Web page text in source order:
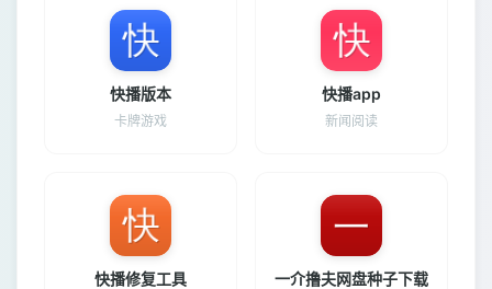
快播版本
卡牌游戏
快播app
新闻阅读
快播修复工具 一介撸夫网盘种子下载